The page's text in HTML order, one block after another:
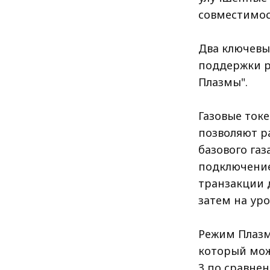
Два
поддержки
Плазмы".
Газовые
позволяют
базового
транзакции
затем на
Режим
который